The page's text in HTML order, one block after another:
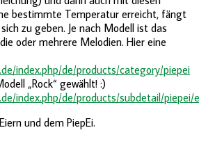
bestimmte Temperatur erreicht, fängt
zu geben. Je nach Modell ist das
oder mehrere Melodien. Hier eine
index.php/de/products/category/piepei
„Rock“ gewählt! :)
index.php/de/products/subdetail/piepei/
und dem PiepEi.